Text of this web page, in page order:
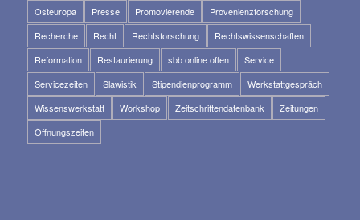
Osteuropa
Presse Promovierende
Provenienzforschung
Recherche
Recht Rechtsforschung
Rechtswissenschaften
Reformation
Restaurierung sbb online offen
Service
Servicezeiten
Slawistik Stipendienprogramm
Werkstattgespräch
Wissenswerkstatt
Workshop Zeitschriftendatenbank
Zeitungen
Öffnungszeiten